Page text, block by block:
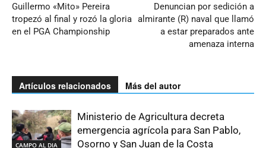
Guillermo «Mito» Pereira
tropezó al final y rozó la gloria
en el PGA Championship
Denuncian por sedición a
almirante (R) naval que llamó
a estar preparados ante
amenaza interna
Artículos relacionados Más del autor
CAMPO AL DIA
Ministerio de Agricultura decreta
emergencia agrícola para San Pablo,
Osorno y San Juan de la Costa